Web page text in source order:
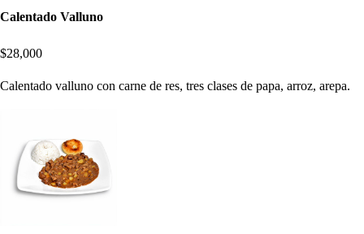
Calentado Valluno
$28,000
Calentado valluno con carne de res, tres clases de papa, arroz, arepa.